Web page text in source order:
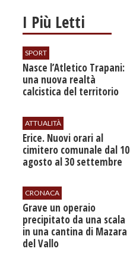
I Più Letti
SPORT
Nasce l’Atletico Trapani:
una nuova realtà
calcistica del territorio
ATTUALITÀ
​Erice. Nuovi orari al
cimitero comunale dal 10
agosto al 30 settembre
CRONACA
​Grave un operaio
precipitato da una scala
in una cantina di Mazara
del Vallo